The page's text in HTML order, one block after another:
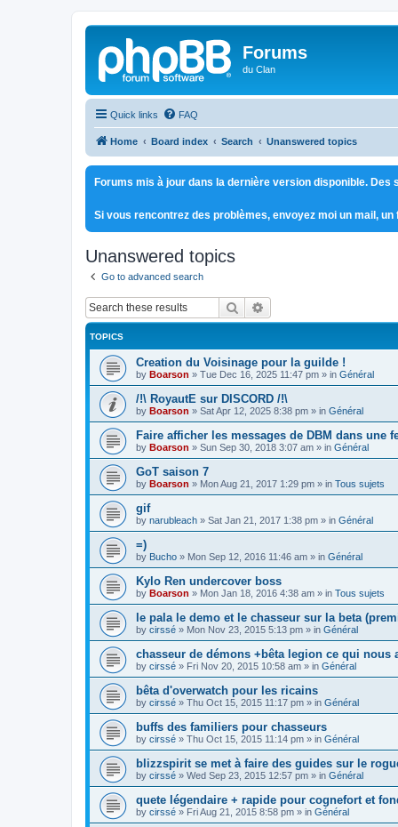
Forums
du Clan
Quick links FAQ
Home Board index Search Unanswered topics
Forums mis à jour dans la dernière version disponible.
Si vous rencontrez des problèmes, envoyez moi un mail,
Unanswered topics
Go to advanced search
Search
TOPICS
Creation du Voisinage pour la guilde !
by Boarson » Tue Dec 16, 2025 11:47 pm » in Général
/!\ RoyautE sur DISCORD /!\
by Boarson » Sat Apr 12, 2025 8:38 pm » in Général
Faire afficher les messages de DBM dans une
by Boarson » Sun Sep 30, 2018 3:07 am » in Général
GoT saison 7
by Boarson » Mon Aug 21, 2017 1:29 pm » in Tous sujets
gif
by narubleach » Sat Jan 21, 2017 1:38 pm » in Général
=)
by Bucho » Mon Sep 12, 2016 11:46 am » in Général
Kylo Ren undercover boss
by Boarson » Mon Jan 18, 2016 4:38 am » in Tous sujets
le pala le demo et le chasseur sur la beta
by cirssé » Mon Nov 23, 2015 5:13 pm » in Général
chasseur de démons +bêta legion ce qui nous
by cirssé » Fri Nov 20, 2015 10:58 am » in Général
bêta d'overwatch pour les ricains
by cirssé » Thu Oct 15, 2015 11:17 pm » in Général
buffs des familiers pour chasseurs
by cirssé » Thu Oct 15, 2015 11:14 pm » in Général
blizzspirit se met à faire des guides sur le
by cirssé » Wed Sep 23, 2015 12:57 pm » in Général
quete légendaire + rapide pour cognefort et
by cirssé » Fri Aug 21, 2015 8:58 pm » in Général